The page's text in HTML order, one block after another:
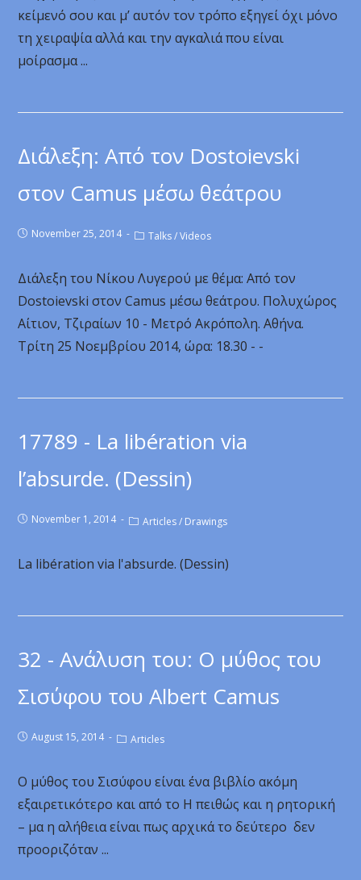
κείμενό σου και μ’ αυτόν τον τρόπο εξηγεί όχι μόνο
τη χειραψία αλλά και την αγκαλιά που είναι
μοίρασμα ...
Διάλεξη: Από τον Dostoievski
στον Camus μέσω θεάτρου
November 25, 2014 Talks / Videos
Διάλεξη του Νίκου Λυγερού με θέμα: Από τον
Dostoievski στον Camus μέσω θεάτρου. Πολυχώρος
Αίτιον, Τζιραίων 10 - Μετρό Ακρόπολη. Αθήνα.
Τρίτη 25 Νοεμβρίου 2014, ώρα: 18.30 - -
17789 - La libération via
l’absurde. (Dessin)
November 1, 2014 Articles / Drawings
La libération via l'absurde. (Dessin)
32 - Ανάλυση του: Ο μύθος του
Σισύφου του Αlbert Camus
August 15, 2014 Articles
Ο μύθος του Σισύφου είναι ένα βιβλίο ακόμη
εξαιρετικότερο και από το Η πειθώς και η ρητορική
– μα η αλήθεια είναι πως αρχικά το δεύτερο δεν
προοριζόταν ...